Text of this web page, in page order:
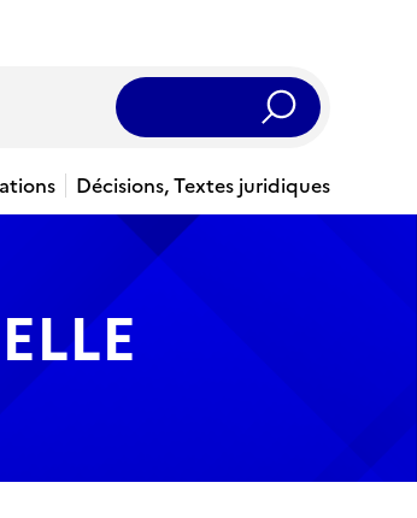
Rechercher
Décisions, Textes juridiques